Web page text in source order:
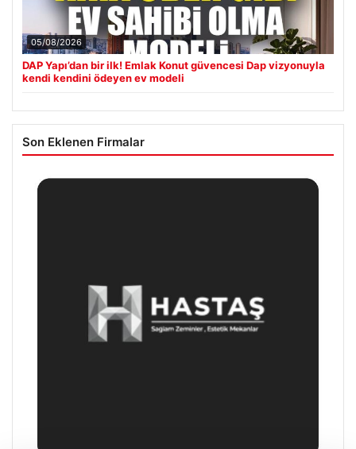
05/08/2026
DAP Yapı’dan bir ilk! Emlak Konut güvencesi Dap vizyonuyla
kendi kendini ödeyen ev modeli
Son Eklenen Firmalar